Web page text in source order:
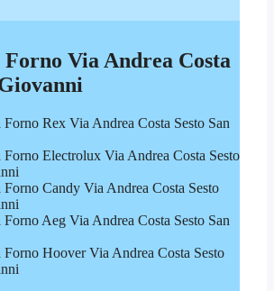
Forno Via Andrea Costa
Forno Rex Via Andrea Costa Sesto San
Forno Electrolux Via Andrea Costa Sesto
Forno Candy Via Andrea Costa Sesto
Forno Aeg Via Andrea Costa Sesto San
Forno Hoover Via Andrea Costa Sesto